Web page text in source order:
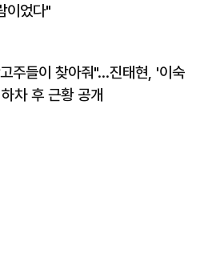
이었다"
주들이 찾아줘"…진태현, '이숙
차 후 근황 공개